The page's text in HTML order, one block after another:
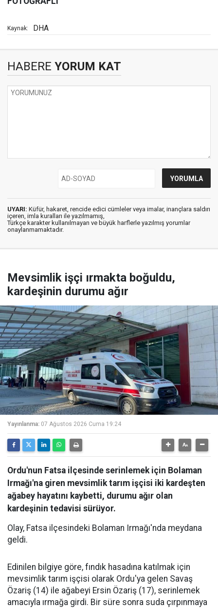
Kaynak: DHA
HABERE YORUM KAT
UYARI: Küfür, hakaret, rencide edici cümleler veya imalar, inançlara saldırı
içeren, imla kuralları ile yazılmamış,
Türkçe karakter kullanılmayan ve büyük harflerle yazılmış yorumlar
onaylanmamaktadır.
Mevsimlik işçi ırmakta boğuldu,
kardeşinin durumu ağır
Yayınlanma: 07 Ağustos 2026 Cuma 19:24
Ordu'nun Fatsa ilçesinde serinlemek için Bolaman
Irmağı'na giren mevsimlik tarım işçisi iki kardeşten
ağabey hayatını kaybetti, durumu ağır olan
kardeşinin tedavisi sürüyor.
Olay, Fatsa ilçesindeki Bolaman Irmağı'nda meydana
geldi.
Edinilen bilgiye göre, fındık hasadına katılmak için
mevsimlik tarım işçisi olarak Ordu'ya gelen Savaş
Özariş (14) ile ağabeyi Ersin Özariş (17), serinlemek
amacıyla ırmağa girdi. Bir süre sonra suda çırpınmaya